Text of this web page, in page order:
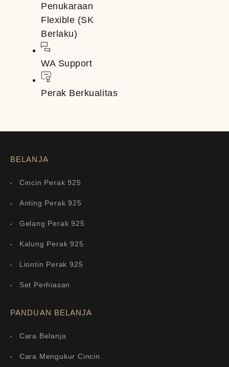
Penukaraan
Flexible (SK
Berlaku)
WA Support
Perak Berkualitas
BELANJA
Cincin Perak 925
Anting Perak 925
Gelang Perak 925
Kalung Perak 925
Liontin Perak 925
Set Perhiasan
PANDUAN BELANJA
Cara Belanja
Cara Mengukur Cincin